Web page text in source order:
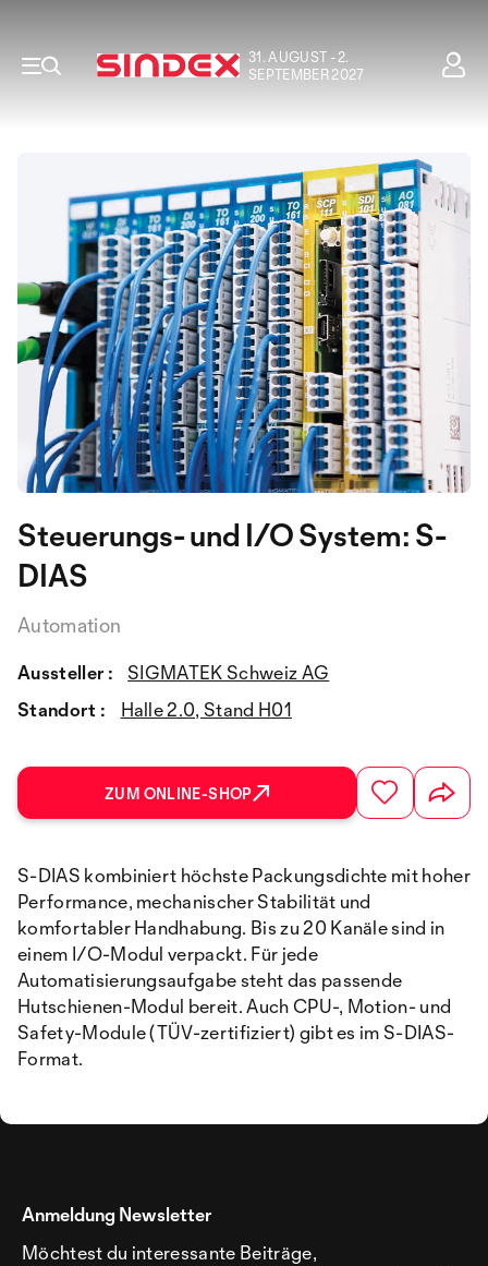
31. AUGUST - 2.
SEPTEMBER 2027
Steuerungs- und I/O System: S-
DIAS
Automation
Aussteller :
SIGMATEK Schweiz AG
Standort :
Halle 2.0, Stand H01
ZUM ONLINE-SHOP
S-DIAS kombiniert höchste Packungsdichte mit hoher
Performance, mechanischer Stabilität und
komfortabler Handhabung. Bis zu 20 Kanäle sind in
einem I/O-Modul verpackt. Für jede
Automatisierungsaufgabe steht das passende
Hutschienen-Modul bereit. Auch CPU-, Motion- und
Safety-Module (TÜV-zertifiziert) gibt es im S-DIAS-
Format.
Anmeldung Newsletter
Möchtest du interessante Beiträge,